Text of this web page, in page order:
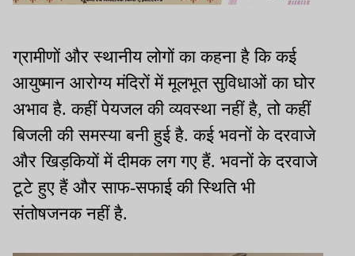
ग्रामीणों और स्थानीय लोगों का कहना है कि कई
आयुष्मान आरोग्य मंदिरों में मूलभूत सुविधाओं का घोर
अभाव है. कहीं पेयजल की व्यवस्था नहीं है, तो कहीं
बिजली की समस्या बनी हुई है. कई भवनों के दरवाजे
और खिड़कियों में दीमक लग गए हैं. भवनों के दरवाजे
टूटे हुए हैं और साफ-सफाई की स्थिति भी
संतोषजनक नहीं है.